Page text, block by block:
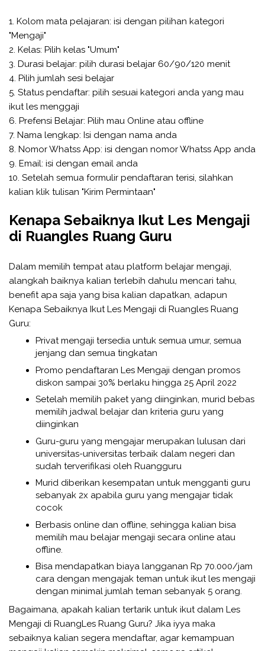
1. Kolom mata pelajaran: isi dengan pilihan kategori
"Mengaji"
2. Kelas: Pilih kelas "Umum"
3. Durasi belajar: pilih durasi belajar 60/90/120 menit
4. Pilih jumlah sesi belajar
5. Status pendaftar: pilih sesuai kategori anda yang mau
ikut les menggaji
6. Prefensi Belajar: Pilih mau Online atau offline
7. Nama lengkap: Isi dengan nama anda
8. Nomor Whatss App: isi dengan nomor Whatss App anda
9. Email: isi dengan email anda
10. Setelah semua formulir pendaftaran terisi, silahkan
kalian klik tulisan "Kirim Permintaan"
Kenapa Sebaiknya Ikut Les Mengaji
di Ruangles Ruang Guru
Dalam memilih tempat atau platform belajar mengaji,
alangkah baiknya kalian terlebih dahulu mencari tahu,
benefit apa saja yang bisa kalian dapatkan, adapun
Kenapa Sebaiknya Ikut Les Mengaji di Ruangles Ruang
Guru:
Privat mengaji tersedia untuk semua umur, semua
jenjang dan semua tingkatan
Promo pendaftaran Les Mengaji dengan promos
diskon sampai 30% berlaku hingga 25 April 2022
Setelah memilih paket yang diinginkan, murid bebas
memilih jadwal belajar dan kriteria guru yang
diinginkan
Guru-guru yang mengajar merupakan lulusan dari
universitas-universitas terbaik dalam negeri dan
sudah terverifikasi oleh Ruangguru
Murid diberikan kesempatan untuk mengganti guru
sebanyak 2x apabila guru yang mengajar tidak
cocok
Berbasis online dan offline, sehingga kalian bisa
memilih mau belajar mengaji secara online atau
offline.
Bisa mendapatkan biaya langganan Rp 70.000/jam
cara dengan mengajak teman untuk ikut les mengaji
dengan minimal jumlah teman sebanyak 5 orang.
Bagaimana, apakah kalian tertarik untuk ikut dalam Les
Mengaji di RuangLes Ruang Guru? Jika iyya maka
sebaiknya kalian segera mendaftar, agar kemampuan